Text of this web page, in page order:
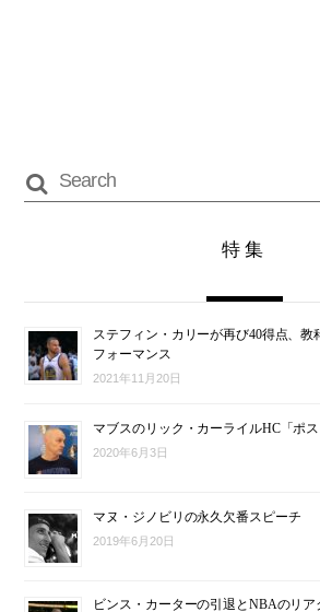
特集
ステフィン・カリーが再び40得点、教
フォーマンス
2021年11月20日
マブスのリック・カーライルHC「ポス
2020年6月3日
マヌ・ジノビリの永久欠番スピーチ
2019年6月20日
ビンス・カーターの引退とNBAのリア